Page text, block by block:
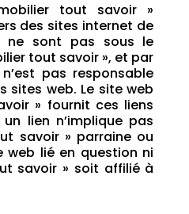
tout savoir »
des sites internet de
ne sont pas sous le
tout savoir », et par
pas responsable
sites web. Le site web
» fournit ces liens
lien n’implique pas
savoir » parraine ou
web lié en question ni
savoir » soit affilié à